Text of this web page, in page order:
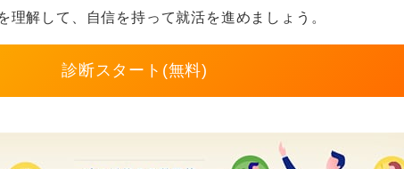
も挑戦可能な職種、たとえば営業事務、人事採用、企画と
々に目指すキャリアへと近づいていく方法も十分に有効で
理解して、自信を持って就活を進めましょう。
診断スタート(無料)